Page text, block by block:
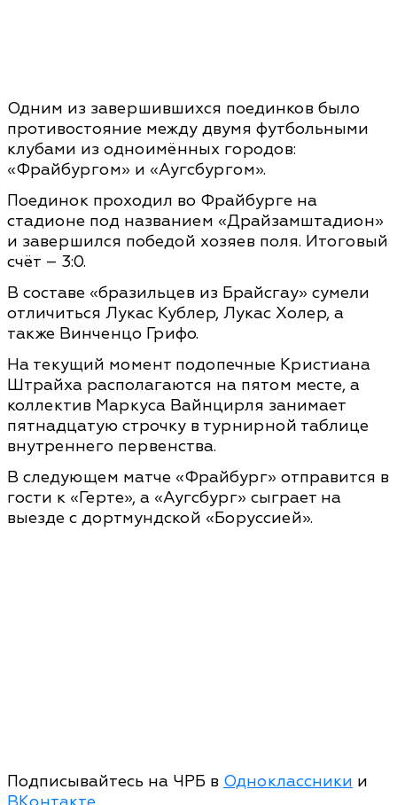
Одним из завершившихся поединков было
противостояние между двумя футбольными
клубами из одноимённых городов:
«Фрайбургом» и «Аугсбургом».
Поединок проходил во Фрайбурге на
стадионе под названием «Драйзамштадион»
и завершился победой хозяев поля. Итоговый
счёт – 3:0.
В составе «бразильцев из Брайсгау» сумели
отличиться Лукас Кублер, Лукас Холер, а
также Винченцо Грифо.
На текущий момент подопечные Кристиана
Штрайха располагаются на пятом месте, а
коллектив Маркуса Вайнцирля занимает
пятнадцатую строчку в турнирной таблице
внутреннего первенства.
В следующем матче «Фрайбург» отправится в
гости к «Герте», а «Аугсбург» сыграет на
выезде с дортмундской «Боруссией».
Подписывайтесь на ЧРБ в Одноклассники и